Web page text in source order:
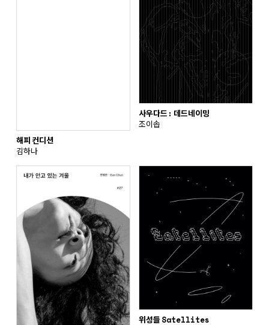
해피 컨디션
김하나
사우다드: 데드네이밍
조이솝
위성들 Satellites